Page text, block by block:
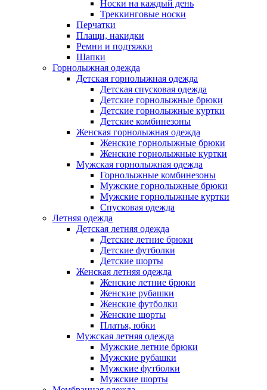
Носки на каждый день
Треккинговые носки
Перчатки
Плащи, накидки
Ремни и подтяжки
Шапки
Горнолыжная одежда
Детская горнолыжная одежда
Детская спусковая одежда
Детские горнолыжные брюки
Детские горнолыжные куртки
Детские комбинезоны
Женская горнолыжная одежда
Женские горнолыжные брюки
Женские горнолыжные куртки
Мужская горнолыжная одежда
Горнолыжные комбинезоны
Мужские горнолыжные брюки
Мужские горнолыжные куртки
Спусковая одежда
Летняя одежда
Детская летняя одежда
Детские летние брюки
Детские футболки
Детские шорты
Женская летняя одежда
Женские летние брюки
Женские рубашки
Женские футболки
Женские шорты
Платья, юбки
Мужская летняя одежда
Мужские летние брюки
Мужские рубашки
Мужские футболки
Мужские шорты